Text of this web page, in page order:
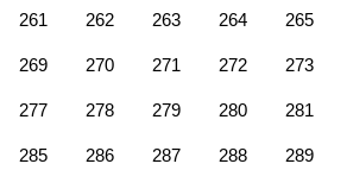
261 262 263 264 265
269 270 271 272 273
277 278 279 280 281
285 286 287 288 289